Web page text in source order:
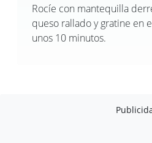
Rocíe con mantequilla
queso rallado y gratine en
unos 10 minutos.